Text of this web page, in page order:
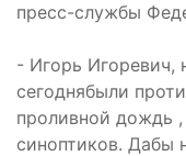
пресс-службы
- Игорь Игоревич,
сегоднябыли
проливной дождь ,
синоптиков. Дабы